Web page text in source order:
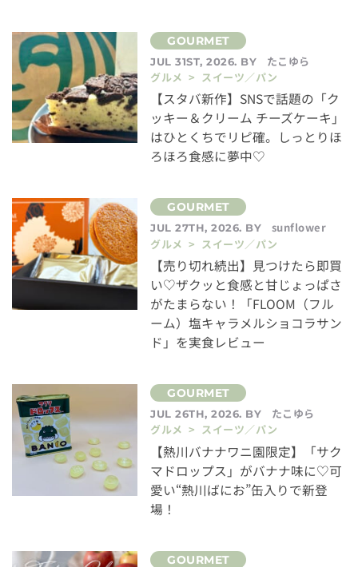
JUL 31ST, 2026. BY
たこゆら
グルメ > スイーツ／パン
【スタバ新作】SNSで話題の「ク
ッキー＆クリーム チーズケーキ」
はひとくちでリピ確。しっとりほ
ろほろ食感に夢中♡
JUL 27TH, 2026. BY
sunflower
グルメ > スイーツ／パン
【売り切れ続出】見つけたら即買
い♡ザクッと食感と甘じょっぱさ
がたまらない！「FLOOM（フル
ーム）塩キャラメルショコラサン
ド」を実食レビュー
JUL 26TH, 2026. BY
たこゆら
グルメ > スイーツ／パン
【熱川バナナワニ園限定】「サク
マドロップス」がバナナ味に♡可
愛い“熱川ばにお”缶入りで新登
場！